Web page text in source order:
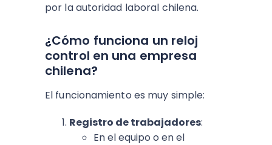
por la autoridad laboral chilena.
¿Cómo funciona un reloj
control en una empresa
chilena?
El funcionamiento es muy simple:
Registro de trabajadores:
En el equipo o en el